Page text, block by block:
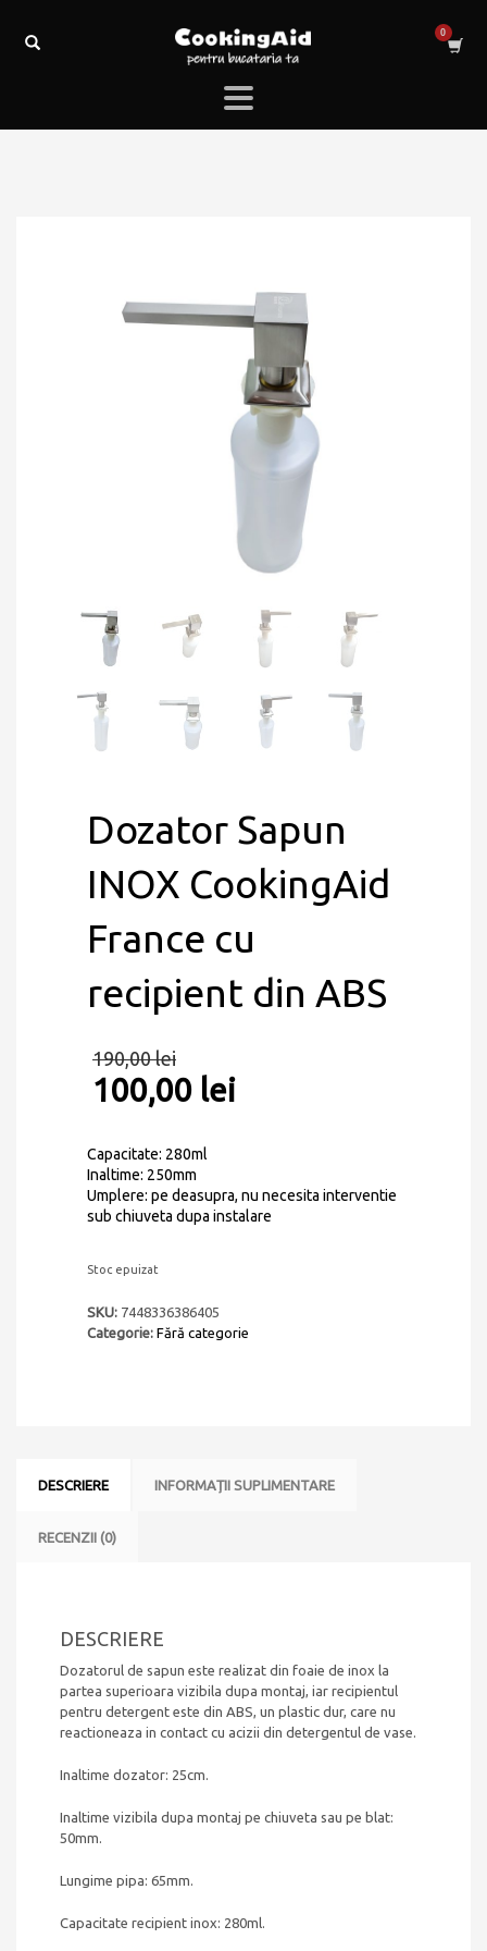
Dozator Sapun
INOX CookingAid
France cu
recipient din ABS
190,00lei
100,00 lei
Capacitate: 280ml
Inaltime: 250mm
Umplere: pe deasupra, nu necesita interventie
sub chiuveta dupa instalare
Stoc epuizat
SKU: 7448336386405
Categorie: Fără categorie
DESCRIERE INFORMAȚII SUPLIMENTARE
RECENZII (0)
DESCRIERE
Dozatorul de sapun este realizat din foaie de inox la
partea superioara vizibila dupa montaj, iar recipientul
pentru detergent este din ABS, un plastic dur, care nu
reactioneaza in contact cu acizii din detergentul de vase.
Inaltime dozator: 25cm.
Inaltime vizibila dupa montaj pe chiuveta sau pe blat:
50mm.
Lungime pipa: 65mm.
Capacitate recipient inox: 280ml.